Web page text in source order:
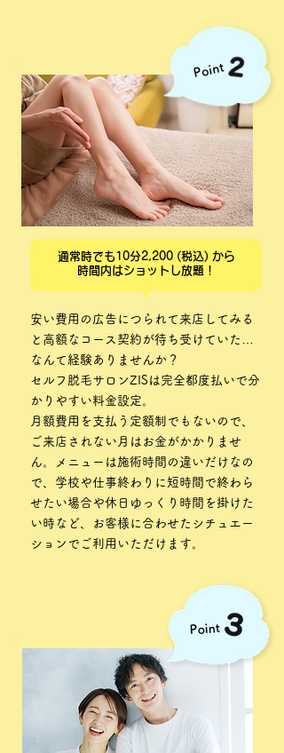
通常時でも10分2,200 (税込) から
時間内はショットし放題！
安い費用の広告につられて来店してみる
と高額なコース契約が待ち受けていた…
なんて経験ありませんか？
セルフ脱毛サロンZISは完全都度払いで分
かりやすい料金設定。
月額費用を支払う定額制でもないので、
ご来店されない月はお金がかかりませ
ん。メニューは施術時間の違いだけなの
で、学校や仕事終わりに短時間で終わら
せたい場合や休日ゆっくり時間を掛けた
い時など、お客様に合わせたシチュエー
ションでご利用いただけます。
Point
Point